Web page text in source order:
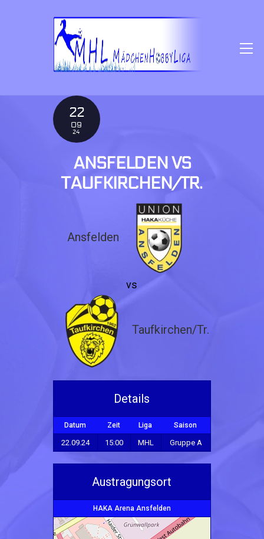
22
09
24
ANSFELDEN VS
TAUFKIRCHEN/TR.
Ansfelden
vs
Taufkirchen/Tr.
Details
Datum Zeit Liga Saison
22.09.24 15:00 MHL Gruppe A
Austragungsort
HAKA Arena Ansfelden